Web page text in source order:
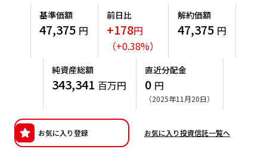
こだわりのインデックスファンド 購入・換金手数料なしシ
リーズ
確定拠出年金について
確定拠出年金制度について
確定拠出年金での商品の選び方について
確定拠出年金 基準価額一覧
よくあるご質問
サステナビリティ推進体制
ニッセイアセットの重要課題
サステナビリティへの取り組み
サステナビリティレポート
サステナブル投資
日本版スチュワードシップ・コードへの対応
採用情報
公式キャラクターのご紹介
資産形成はじめるなら
基準価額
47,375 円
前日比
+178円
（+0.38%）
解約価額
47,375 円
純資産総額
343,341 百万円
直近分配金
0 円
（2025年11月20日）
お気に入り登録 お気に入り投資信託一覧へ